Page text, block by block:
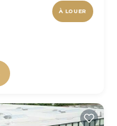
À LOUER